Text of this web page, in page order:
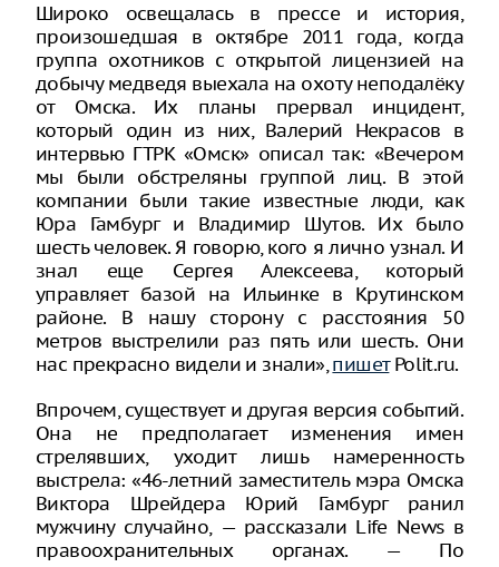
Широко освещалась в прессе и история,
произошедшая в октябре 2011 года, когда
группа охотников с открытой лицензией на
добычу медведя выехала на охоту неподалёку
от Омска. Их планы прервал инцидент,
который один из них, Валерий Некрасов в
интервью ГТРК «Омск» описал так: «Вечером
мы были обстреляны группой лиц. В этой
компании были такие известные люди, как
Юра Гамбург и Владимир Шутов. Их было
шесть человек. Я говорю, кого я лично узнал. И
знал еще Сергея Алексеева, который
управляет базой на Ильинке в Крутинском
районе. В нашу сторону с расстояния 50
метров выстрелили раз пять или шесть. Они
нас прекрасно видели и знали»,пишетPolit.ru.
Впрочем, существует и другая версия событий.
Она не предполагает изменения имен
стрелявших, уходит лишь намеренность
выстрела: «46-летний заместитель мэра Омска
Виктора Шрейдера Юрий Гамбург ранил
мужчину случайно, — рассказали Life News в
правоохранительных органах. — По